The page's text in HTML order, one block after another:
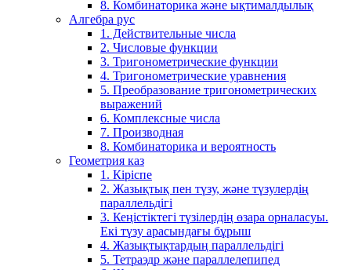
8. Комбинаторика және ықтималдылық
Алгебра рус
1. Действительные числа
2. Числовые функции
3. Тригонометрические функции
4. Тригонометрические уравнения
5. Преобразование тригонометрических
выражений
6. Комплексные числа
7. Производная
8. Комбинаторика и вероятность
Геометрия каз
1. Кіріспе
2. Жазықтық пен түзу, және түзулердің
параллельдігі
3. Кеңістіктегі түзілердің өзара орналасуы.
Екі түзу арасындағы бұрыш
4. Жазықтықтардың параллельдігі
5. Тетраэдр және параллелепипед